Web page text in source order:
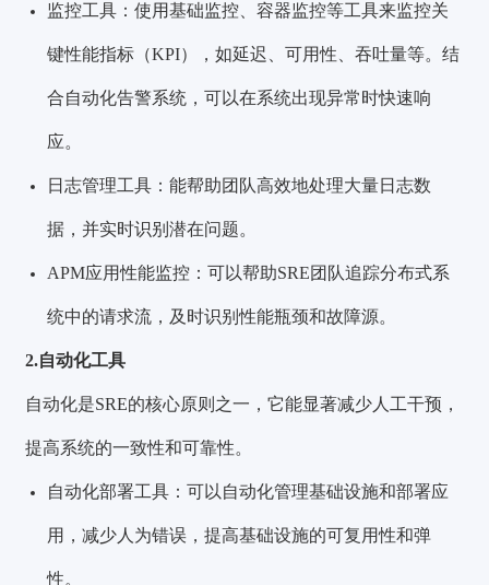
监控工具：使用基础监控、容器监控等工具来监控关
键性能指标（KPI），如延迟、可用性、吞吐量等。结
合自动化告警系统，可以在系统出现异常时快速响
应。
日志管理工具：能帮助团队高效地处理大量日志数
据，并实时识别潜在问题。
APM应用性能监控：可以帮助SRE团队追踪分布式系
统中的请求流，及时识别性能瓶颈和故障源。
2.自动化工具
自动化是SRE的核心原则之一，它能显著减少人工干预，
提高系统的一致性和可靠性。
自动化部署工具：可以自动化管理基础设施和部署应
用，减少人为错误，提高基础设施的可复用性和弹
性。